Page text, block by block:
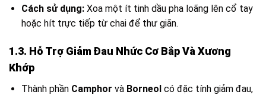
Cách sử dụng:Xoa một ít tinh dầu pha loãng lên cổ tay
hoặc hít trực tiếp từ chai để thư giãn.
1.3. Hỗ Trợ Giảm Đau Nhức Cơ Bắp Và Xương
Khớp
Thành phần Camphor và Borneolcó đặc tính giảm đau,